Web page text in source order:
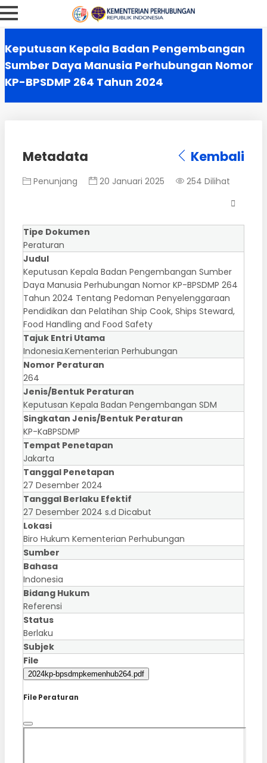
Keputusan Kepala Badan Pengembangan
Sumber Daya Manusia Perhubungan Nomor
KP-BPSDMP 264 Tahun 2024
Metadata Kembali
Penunjang 20 Januari 2025 254 Dilihat
Tipe Dokumen
Peraturan
Judul
Keputusan Kepala Badan Pengembangan Sumber
Daya Manusia Perhubungan Nomor KP-BPSDMP 264
Tahun 2024 Tentang Pedoman Penyelenggaraan
Pendidikan dan Pelatihan Ship Cook, Ships Steward,
Food Handling and Food Safety
Tajuk Entri Utama
Indonesia.Kementerian Perhubungan
Nomor Peraturan
264
Jenis/Bentuk Peraturan
Keputusan Kepala Badan Pengembangan SDM
Singkatan Jenis/Bentuk Peraturan
KP-KaBPSDMP
Tempat Penetapan
Jakarta
Tanggal Penetapan
27 Desember 2024
Tanggal Berlaku Efektif
27 Desember 2024 s.d Dicabut
Lokasi
Biro Hukum Kementerian Perhubungan
Sumber
Bahasa
Indonesia
Bidang Hukum
Referensi
Status
Berlaku
Subjek
File
2024kp-bpsdmpkemenhub264.pdf
File Peraturan